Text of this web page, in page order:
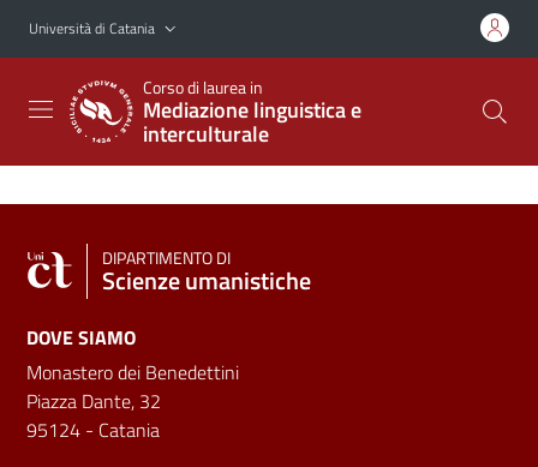
Vai al contenuto principale
Vai al menu di navigazione
Università di Catania
Corso di laurea in
Mediazione linguistica e
interculturale
DIPARTIMENTO DI
Scienze umanistiche
DOVE SIAMO
Monastero dei Benedettini
Piazza Dante, 32
95124 - Catania